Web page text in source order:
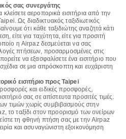
σας συνεργάτης
αεροπορικά εισιτήρια από την
Ως διαδικτυακός ταξιδιωτικός
ότι κάθε ταξιδιώτης αναζητά κάτι
είτε για ταχύτητα, είτε για προσιτή
η Airpaz δεσμεύεται να σας
πτήσεων, προσαρμοσμένες στις
να εξασφαλίσετε ένα εισιτήριο που
σε μια απρόσκοπτη και ευχάριστη
εισιτήριο προς Taipei
και ειδικές προσφορές,
σας σε απίστευτα προσιτές τιμές.
τιμών χωρίς συμβιβασμούς στην
το ταξίδι στον προορισμό των ονείρων
τη φθηνή πτήση σας με την Airpaz
και ασυναγώνιστη εξοικονόμηση